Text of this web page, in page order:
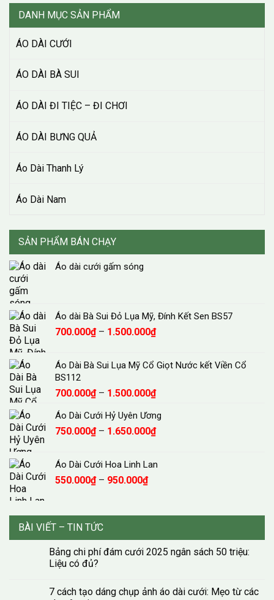
DANH MỤC SẢN PHẨM
ÁO DÀI CƯỚI
ÁO DÀI BÀ SUI
ÁO DÀI ĐI TIỆC – ĐI CHƠI
ÁO DÀI BƯNG QUẢ
Áo Dài Thanh Lý
Áo Dài Nam
SẢN PHẨM BÁN CHẠY
Áo dài cưới gấm sóng
Áo dài Bà Sui Đỏ Lụa Mỹ, Đính Kết Sen BS57
700.000₫ – 1.500.000₫Khoảng
700.000₫
1.500.000₫
Áo Dài Bà Sui Lụa Mỹ Cổ Giọt Nước kết Viền Cổ
BS112
700.000₫ – 1.500.000₫Khoảng
từ
700.000₫
Áo Dài Cưới Hỷ Uyên Ương
750.000₫ – 1.650.000₫Khoảng
750.000₫
Áo Dài Cưới Hoa Linh Lan
550.000₫ – 950.000₫Khoảng
550.000₫
950.000₫
BÀI VIẾT – TIN TỨC
Bảng chi phí đám cưới 2025 ngân sách 50 triệu:
Liệu có đủ?
7 cách tạo dáng chụp ảnh áo dài cưới: Mẹo từ các